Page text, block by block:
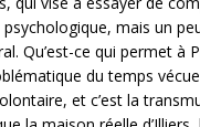
psychologique, mais un
Qu’est-ce qui permet à
du temps
et c’est la